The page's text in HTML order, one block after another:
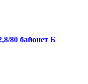
80 байонет Б